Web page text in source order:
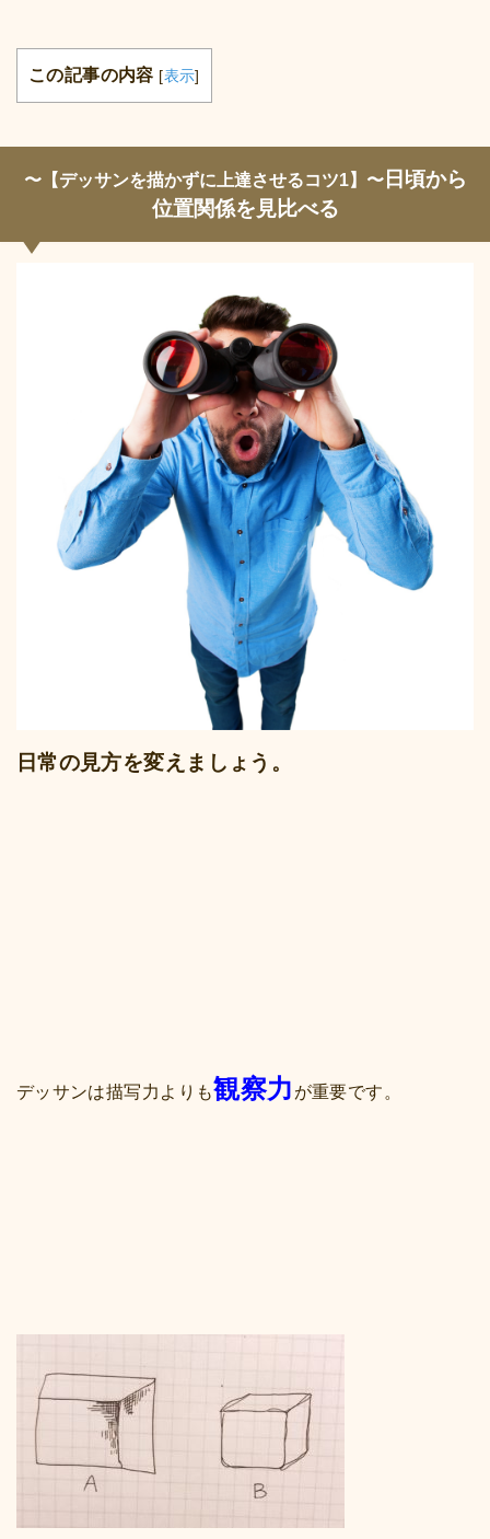
この記事の内容 [表示]
〜【デッサンを描かずに上達させるコツ1】〜日頃から
位置関係を見比べる
日常の見方を変えましょう。
デッサンは描写力よりも観察力 が重要です。